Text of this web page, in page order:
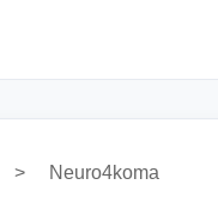
> Neuro4koma